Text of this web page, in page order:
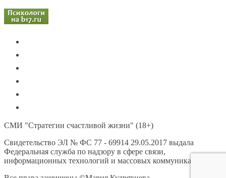
СМИ "Стратегии счастливой жизни" (18+)
Свидетельство ЭЛ № ФС 77 - 69914 29.05.2017 выдала
Федеральная служба по надзору в сфере связи,
информационных технологий и массовых коммуникаций